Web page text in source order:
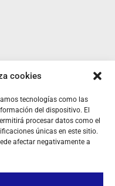
cookies
tecnologías como las
del dispositivo. El
procesar datos como el
únicas en este sitio.
afectar negativamente a